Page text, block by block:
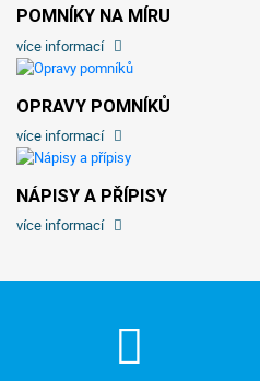
POMNÍKY NA MÍRU
více informací
OPRAVY POMNÍKŮ
více informací
NÁPISY A PŘÍPISY
více informací